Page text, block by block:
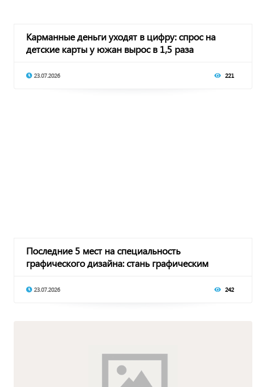
Карманные деньги уходят в цифру: спрос на
детские карты у южан вырос в 1,5 раза
23.07.2026 221
Последние 5 мест на специальность
графического дизайна: стань графическим
23.07.2026 242